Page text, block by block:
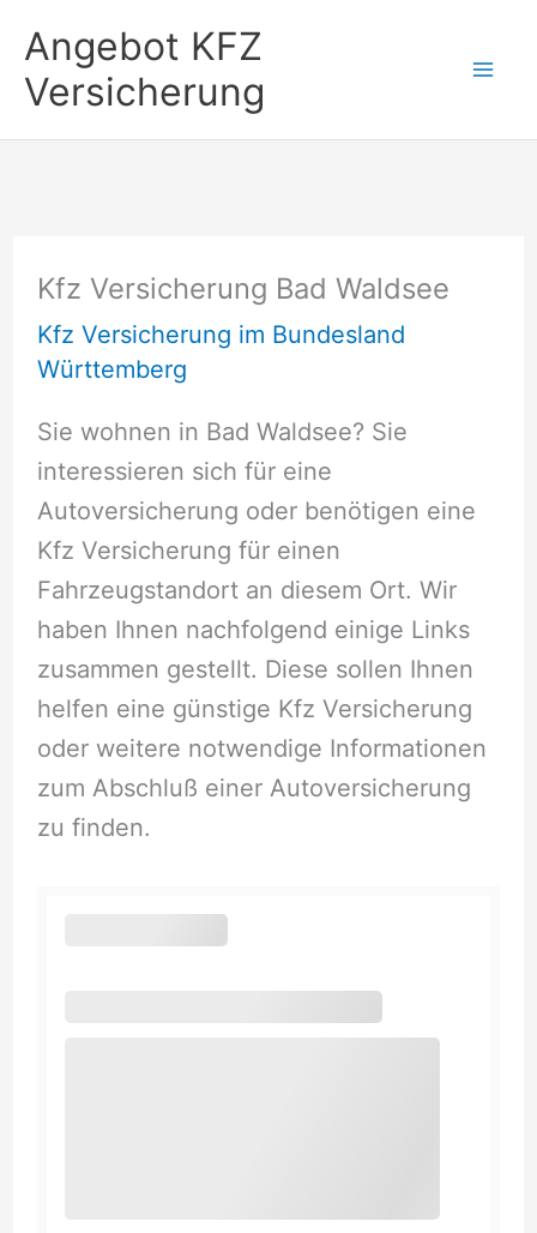
Inhalt
springen
Angebot KFZ
Versicherung
Kfz Versicherung Bad Waldsee
Kfz Versicherung im Bundesland
Württemberg
Sie wohnen in Bad Waldsee? Sie
interessieren sich für eine
Autoversicherung oder benötigen eine
Kfz Versicherung für einen
Fahrzeugstandort an diesem Ort. Wir
haben Ihnen nachfolgend einige Links
zusammen gestellt. Diese sollen Ihnen
helfen eine günstige Kfz Versicherung
oder weitere notwendige Informationen
zum Abschluß einer Autoversicherung
zu finden.